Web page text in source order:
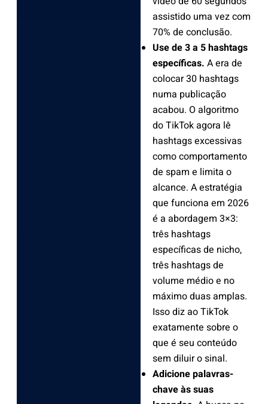
assistido uma vez com
70% de conclusão.
Use de 3 a 5 hashtags
específicas. A era de
colocar 30 hashtags
numa publicação
acabou. O algoritmo
do TikTok agora lê
hashtags excessivas
como comportamento
de spam e limita o
alcance. A estratégia
que funciona em 2026
é a abordagem 3×3:
três hashtags
específicas de nicho,
três hashtags de
volume médio e no
máximo duas amplas.
Isso diz ao TikTok
exatamente sobre o
que é seu conteúdo
sem diluir o sinal.
Adicione palavras-
chave às suas